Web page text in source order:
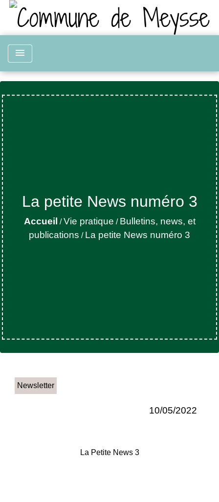
menu
La petite News numéro 3
Accueil /Vie pratique / Bulletins, news, et
publications / La petite News numéro 3
Newsletter
10/05/2022
La Petite News 3